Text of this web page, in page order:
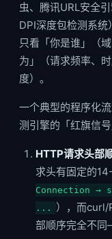
虫、腾讯URL安全
DPI深度包检测系统
只看「你是谁」（
为」（请求频率、
度）。
一个典型的程序化
测引擎的「红旗信号
HTTP请求头部
求头有固定的
Connection →
...
），而
部顺序完全不